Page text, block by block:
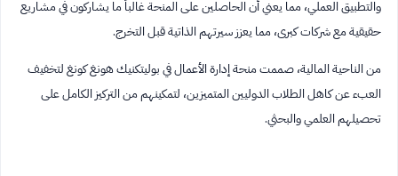
والتطبيق العملي، مما يعني أن الحاصلين على المنحة غالباً ما يشاركون في مشاريع
حقيقية مع شركات كبرى، مما يعزز سيرتهم الذاتية قبل التخرج.
من الناحية المالية، صممت منحة إدارة الأعمال في بوليتكنيك هونغ كونغ لتخفيف
العبء عن كاهل الطلاب الدوليين المتميزين، لتمكينهم من التركيز الكامل على
تحصيلهم العلمي والبحثي.